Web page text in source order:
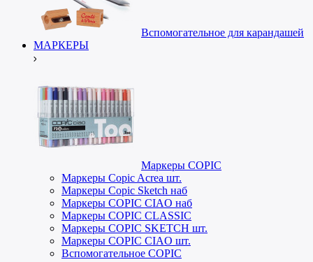
Вспомогательное для карандашей
МАРКЕРЫ
Маркеры COPIC
Маркеры Copic Acrea шт.
Маркеры Copic Sketch наб
Маркеры COPIC CIAO наб
Маркеры COPIC CLASSIC
Маркеры COPIC SKETCH шт.
Маркеры COPIC CIAO шт.
Вспомогательное COPIC